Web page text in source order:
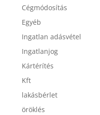
Cégmódosítás
Egyéb
Ingatlan adásvétel
Ingatlanjog
Kártérítés
Kft
lakásbérlet
öröklés